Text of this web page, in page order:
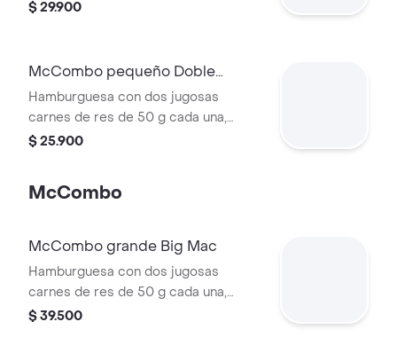
topping de chocolate.
mayonesa cremosa y lechuga fresca,
pequeña a elección.
$ 29.900
McCombo pequeño Doble
Hamburguesa con Queso
Hamburguesa con dos jugosas
carnes de res de 50 g cada una,
doble queso cheddar cremoso,
Acompañada de papas fritas
elección.
$ 25.900
McCombo
McCombo grande Big Mac
Hamburguesa con dos jugosas
carnes de res de 50 g cada una,
cebolla, lechuga fresca, pepinillos,
$ 39.500